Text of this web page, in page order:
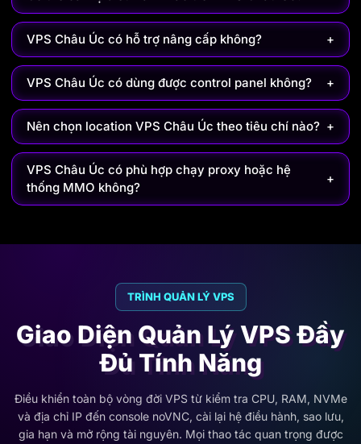
VPS Châu Úc có hỗ trợ nâng cấp không? +
VPS Châu Úc có dùng được control panel không? +
Nên chọn location VPS Châu Úc theo tiêu chí nào? +
VPS Châu Úc có phù hợp chạy proxy hoặc hệ
thống MMO không?
Giao Diện Quản Lý VPS Đầy
Đủ Tính Năng
Điều khiển toàn bộ vòng đời VPS từ kiểm tra CPU, RAM, NVMe
và địa chỉ IP đến console noVNC, cài lại hệ điều hành, sao lưu,
gia hạn và mở rộng tài nguyên. Mọi thao tác quan trọng được
gom trong một giao diện trực quan, giúp vận hành nhanh và rút